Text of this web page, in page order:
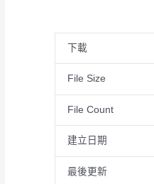
下載
File Size
File Count
建立日期
最後更新